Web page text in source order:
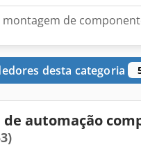
montagem de
desta categoria
de automação